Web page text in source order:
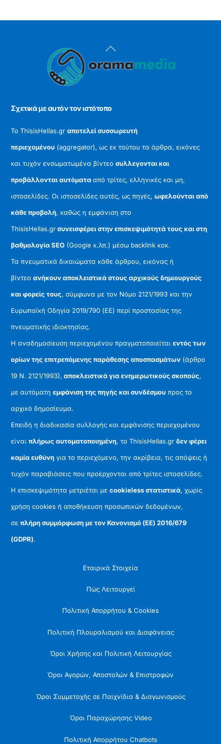
Back
To
Σχετικά με αυτόν τον ιστότοπο
Το ThisisHellas.grαποτελεί συσσωρευτή
περιεχομένου (aggregator), ως εκ τούτου τα άρθρα, εικόνες
και τυχόν ενσωματωμένα βίντεοσυλλεγονται και
προβάλλονται αυτόματααπό τρίτες, ελληνικές και μη,
ιστοσελίδες. Οι ιστοσελίδες αυτές, ως πηγές,ωφελούνται από
κάθε προβολή, καθώς η εμφάνιση στο
ThisisHellas.grσυνεισφέρει στην επισκεψιμότητά τους και στη
βαθμολογία SEO (Google κ.λπ.) μέσω backlink κοκ.
Τα πνευματικά δικαιώματα κάθε άρθρου, εικόνας ή
βίντεοανήκουν αποκλειστικά στους αρχικούς δημιουργούς
και φορείς τους, σύμφωνα με τον Νόμο 2121/1993 και την
Ευρωπαϊκή Οδηγία 2019/790 (ΕΕ) περί προστασίας της
πνευματικής ιδιοκτησίας.
Η αναδημοσίευση περιεχομένου πραγματοποιείταιεντός των
ορίων της επιτρεπόμενης παράθεσης αποσπασμάτων (άρθρο
19 Ν. 2121/1993), αποκλειστικά για ενημερωτικούς σκοπούς,
με αυτόματηεμφάνιση της πηγής και συνδέσμου προς το
αρχικό δημοσίευμα.
Επειδή η διαδικασία συλλογής και εμφάνισης περιεχομένου
είναιπλήρως αυτοματοποιημένη, το ThisisHellas.grδεν φέρει
καμία ευθύνη για το περιεχόμενο, την ακρίβεια, τις απόψεις ή
τυχόν παραβιάσεις που προέρχονται από τρίτες ιστοσελίδες.
Η επισκεψιμότητα μετριέται μεcookieless στατιστικά, χωρίς
χρήση cookies ή αποθήκευση προσωπικών δεδομένων,
σεπλήρη συμμόρφωση με τον Κανονισμό (ΕΕ) 2016/679
(GDPR).
Εταιρικά Στοιχεία
Πώς Λειτουργεί
Πολιτική Απορρήτου & Cookies
Πολιτική Πλουραλισμού και Διαφάνειας
Όροι Χρήσης και Πολιτική Λειτουργίας
Όροι Αγορών, Αποστολών & Επιστροφών
Όροι Συμμετοχής σε Παιχνίδια & Διαγωνισμούς
Όροι Παραχώρησης Video
Πολιτική Απορρήτου Chatbots